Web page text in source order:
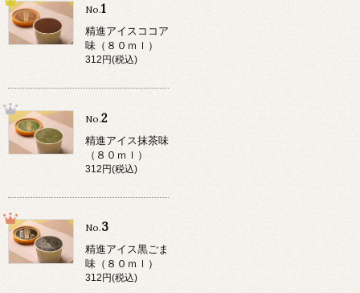
No.1
精進アイスココア
味（８０ｍｌ）
312円(税込)
No.2
精進アイス抹茶味
（８０ｍｌ）
312円(税込)
No.3
精進アイス黒ごま
味（８０ｍｌ）
312円(税込)